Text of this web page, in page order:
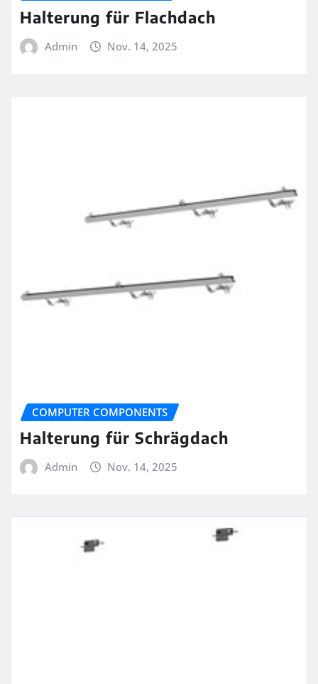
Halterung für Flachdach
Admin Nov. 14, 2025
COMPUTER COMPONENTS
Halterung für Schrägdach
Admin Nov. 14, 2025